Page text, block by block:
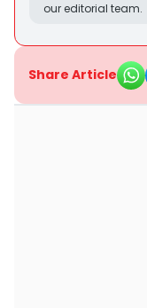
our editorial team.
Share Article